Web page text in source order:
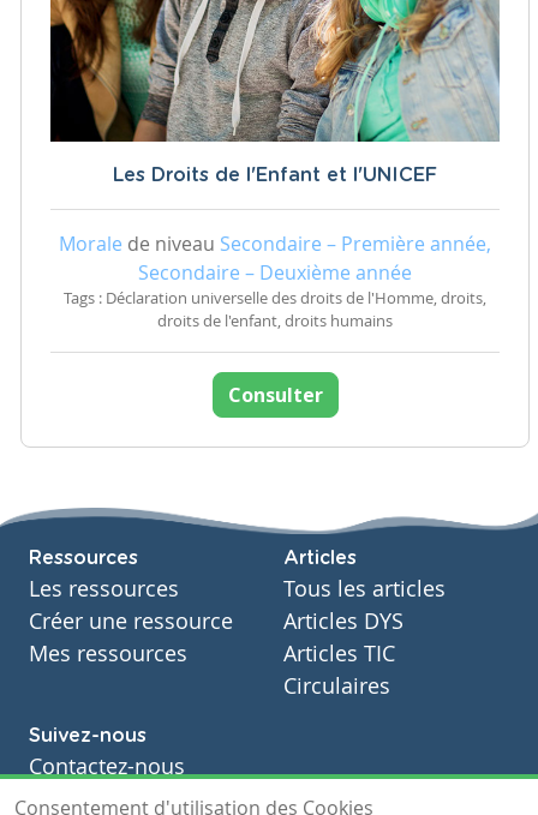
Les Droits de l'Enfant et l'UNICEF
Morale de niveau Secondaire – Première année,
Secondaire – Deuxième année
Tags : Déclaration universelle des droits de l'Homme, droits,
droits de l'enfant, droits humains
Consulter
Ressources
Les ressources
Créer une ressource
Mes ressources
Articles
Tous les articles
Articles DYS
Articles TIC
Circulaires
Suivez-nous
Contactez-nous
Soutien scolaire
Consentement d'utilisation des Cookies